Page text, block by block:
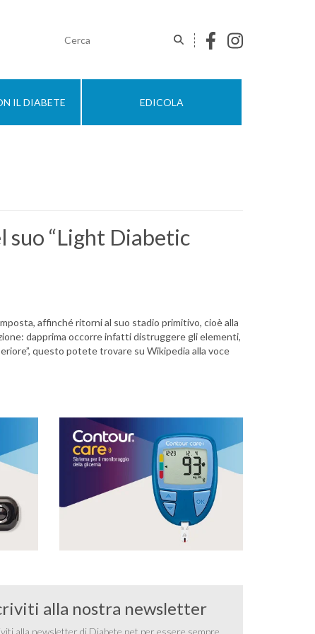
IL DIABETE EDICOLA
suo “Light Diabetic
affinché ritorni al suo stadio primitivo, cioè alla
dapprima occorre infatti distruggere gli elementi,
questo potete trovare su Wikipedia alla voce
alla nostra newsletter
alla newsletter di Diabete.net per essere sempre